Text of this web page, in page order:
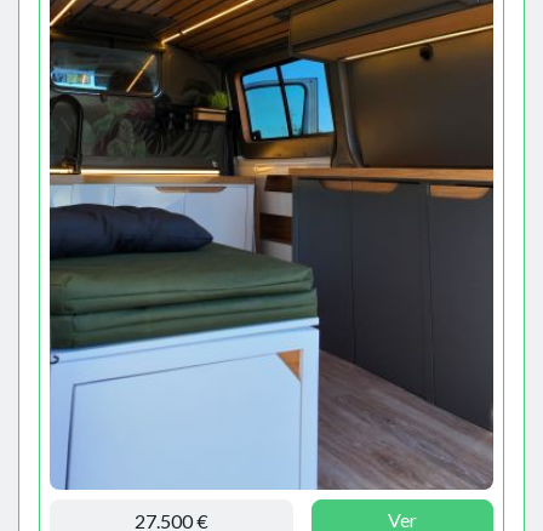
27.500 € Ver